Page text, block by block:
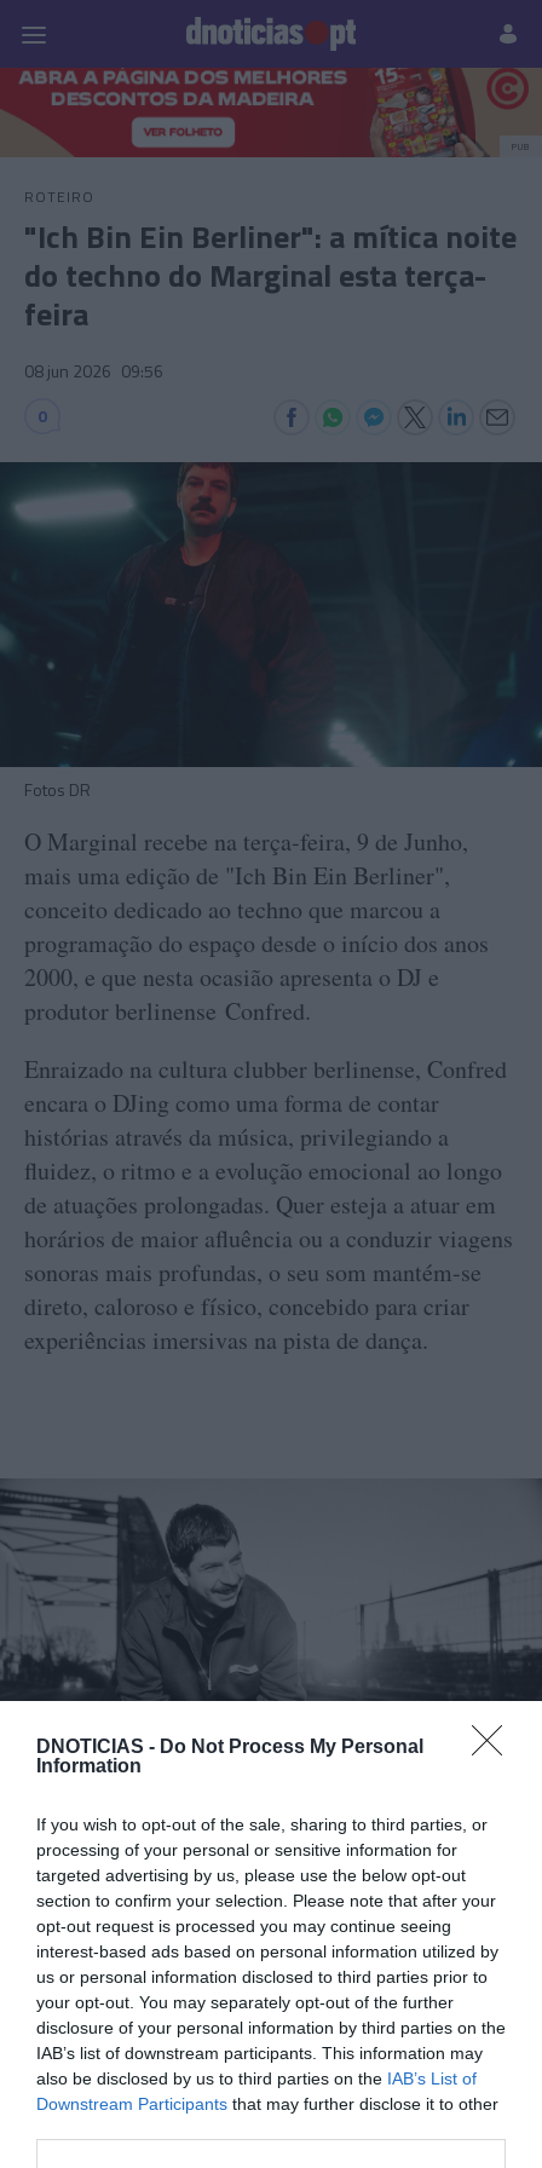
DNOTICIAS - Do Not Process My Personal
Information
If you wish to opt-out of the sale, sharing to third parties, or
processing of your personal or sensitive information for
targeted advertising by us, please use the below opt-out
section to confirm your selection. Please note that after your
opt-out request is processed you may continue seeing
interest-based ads based on personal information utilized by
us or personal information disclosed to third parties prior to
your opt-out. You may separately opt-out of the further
disclosure of your personal information by third parties on the
IAB’s list of downstream participants. This information may
also be disclosed by us to third parties on the IAB’s List of
Downstream Participants that may further disclose it to other
Prazeres Paisagens
PUB
ROTEIRO
"Ich Bin Ein Berliner": a mítica noite
do techno do Marginal esta terça-
feira
08 jun 2026 09:56
0
Fotos DR
O Marginal recebe na terça-feira, 9 de Junho,
mais uma edição de "Ich Bin Ein Berliner",
conceito dedicado ao techno que marcou a
programação do espaço desde o início dos anos
2000, e que nesta ocasião apresenta o DJ e
produtor berlinense Confred.
Enraizado na cultura clubber berlinense, Confred
encara o DJing como uma forma de contar
histórias através da música, privilegiando a
fluidez, o ritmo e a evolução emocional ao longo
de atuações prolongadas. Quer esteja a atuar em
horários de maior afluência ou a conduzir viagens
sonoras mais profundas, o seu som mantém-se
direto, caloroso e físico, concebido para criar
experiências imersivas na pista de dança.
Além da carreira a solo, é um dos membros do
coletivo Indiskret Berlin e dirige a
editora Indiskret Berlin Records, projetos que
têm contribuído para a afirmação de novas
propostas dentro da cena eletrónica berlinense. O
seu percurso inclui atuações em alguns dos mais
reconhecidos clubes da Alemanha.